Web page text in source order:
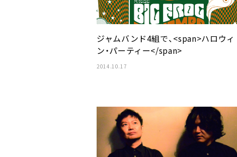
ジャムバンド4組で、<span>ハロウィ
ン・パーティー</span>
2014.10.17